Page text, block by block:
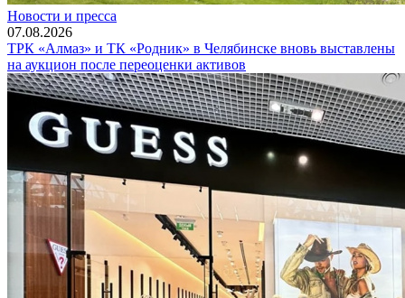
Новости и пресса
07.08.2026
ТРК «Алмаз» и ТК «Родник» в Челябинске вновь выставлены
на аукцион после переоценки активов